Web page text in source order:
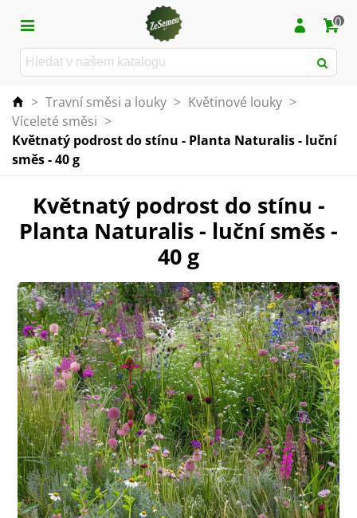
0
> Travní směsi a louky > Květinové louky >
Víceleté směsi >
Květnatý podrost do stínu - Planta Naturalis - luční
směs - 40 g
Květnatý podrost do stínu -
Planta Naturalis - luční směs -
40 g